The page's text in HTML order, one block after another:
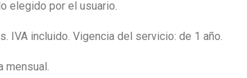
elegido por el usuario.
IVA incluido. Vigencia del servicio: de 1 año.
mensual.